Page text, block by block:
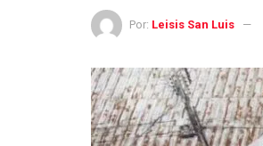
Por: Leisis San Luis